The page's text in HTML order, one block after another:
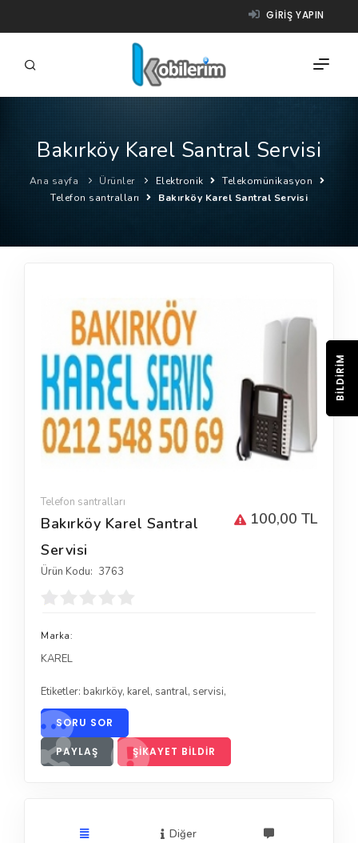
GIRIŞ YAPIN
FIRMALAR
ÜRÜNLER
NASIL ÇALIŞIR?
Bakırköy Karel Santral Servisi
Ana sayfa Ürünler Elektronik
Telekomünikasyon
Telefon santralları
Bakırköy Karel Santral Servisi
Telefon santralları
100,00 TL
Bakırköy Karel Santral
Servisi
Ürün Kodu: 3763
Marka:
KAREL
Etiketler: bakırköy, karel, santral, servisi,
SORU SOR
PAYLAŞ ŞIKAYET BILDIR
Diğer
BILDIRIM